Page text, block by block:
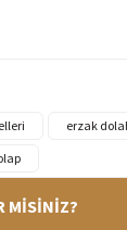
erzak
MİSİNİZ?